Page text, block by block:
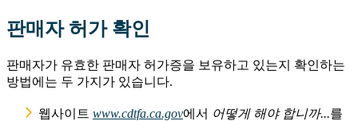
판매자 허가 확인
판매자가 유효한 판매자 허가증을 보유하고 있는지 확인하는
방법에는 두 가지가 있습니다.
웹사이트 www.cdtfa.ca.gov에서 어떻게 해야 합니까...를